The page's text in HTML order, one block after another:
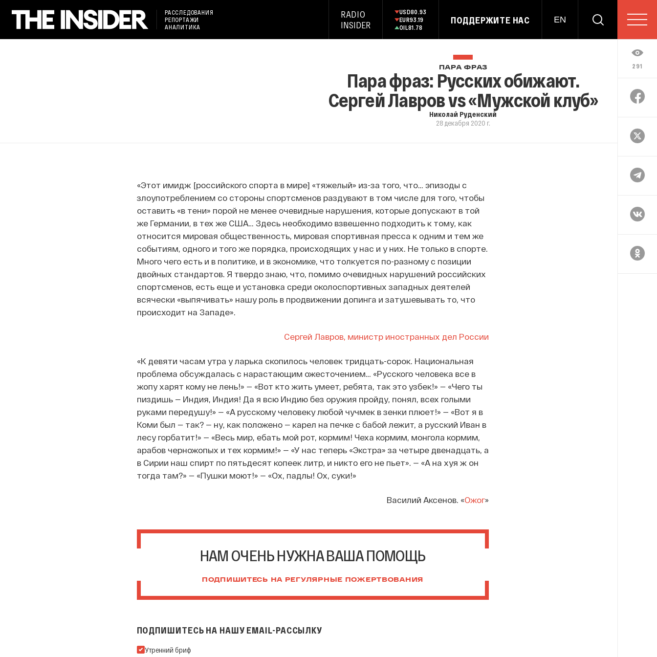
РАССЛЕДОВАНИЯ
РЕПОРТАЖИ
АНАЛИТИКА
RADIO
INSIDER
USD80.93
EUR93.19
OIL81.78
ПОДДЕРЖИТЕ НАС EN
291
ПАРА ФРАЗ
Пара фраз: Русских обижают.
Сергей Лавров vs «Мужской клуб»
Николай Руденский
28 декабря 2020 г.
«Этот имидж [российского спорта в мире] «тяжелый» из-за того, что… эпизоды с
злоупотреблением со стороны спортсменов раздувают в том числе для того, чтобы
оставить «в тени» порой не менее очевидные нарушения, которые допускают в той
же Германии, в тех же США… Здесь необходимо взвешенно подходить к тому, как
относится мировая общественность, мировая спортивная пресса к одним и тем же
событиям, одного и того же порядка, происходящих у нас и у них. Не только в спорте.
Много чего есть и в политике, и в экономике, что толкуется по-разному с позиции
двойных стандартов. Я твердо знаю, что, помимо очевидных нарушений российских
спортсменов, есть еще и установка среди околоспортивных западных деятелей
всячески «выпячивать» нашу роль в продвижении допинга и затушевывать то, что
происходит на Западе».
Сергей Лавров, министр иностранных дел России
«К девяти часам утра у ларька скопилось человек тридцать-сорок. Национальная
проблема обсуждалась с нарастающим ожесточением… «Русского человека все в
жопу харят кому не лень!» — «Вот кто жить умеет, ребята, так это узбек!» — «Чего ты
пиздишь — Индия, Индия! Да я всю Индию без оружия пройду, понял, всех голыми
руками передушу!» — «А русскому человеку любой чучмек в зенки плюет!» — «Вот я в
Коми был — так? — ну, как положено — карел на печке с бабой лежит, а русский Иван в
лесу горбатит!» — «Весь мир, ебать мой рот, кормим! Чеха кормим, монгола кормим,
арабов черножопых и тех кормим!» — «У нас теперь «Экстра» за четыре двенадцать, а
в Сирии наш спирт по пятьдесят копеек литр, и никто его не пьет». — «А на хуя ж он
тогда там?» — «Пушки моют!» — «Ох, падлы! Ох, суки!»
Василий Аксенов. «Ожог»
НАМ ОЧЕНЬ НУЖНА ВАША ПОМОЩЬ
ПОДПИШИТЕСЬ НА РЕГУЛЯРНЫЕ ПОЖЕРТВОВАНИЯ
ПОДПИШИТЕСЬ НА НАШУ EMAIL-РАССЫЛКУ
Подпишитесь на нашу Email-рассылку
Утренний бриф